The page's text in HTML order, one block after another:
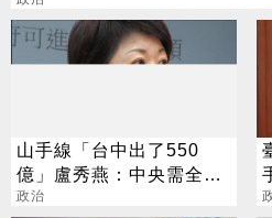
山手線「台中出了550
億」盧秀燕：中央需全額
埋單
政治